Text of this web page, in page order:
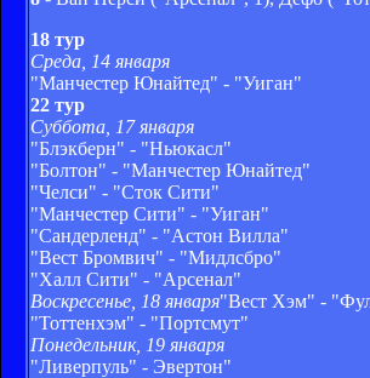
18 тур
Среда, 14 января
"Манчестер Юнайтед" - "Уиган"
22 тур
Суббота, 17 января
"Блэкберн" - "Ньюкасл"
"Болтон" - "Манчестер Юнайтед"
"Челси" - "Сток Сити"
"Манчестер Сити" - "Уиган"
"Сандерленд" - "Астон Вилла"
"Вест Бромвич" - "Мидлсбро"
"Халл Сити" - "Арсенал"
Воскресенье, 18 января"Вест Хэм" -
"Тоттенхэм" - "Портсмут"
Понедельник, 19 января
"Ливерпуль" - Эвертон"